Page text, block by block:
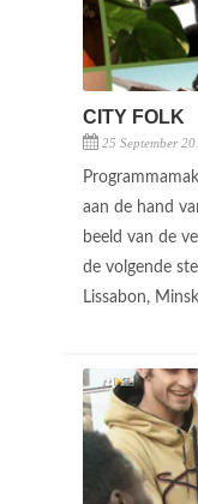
CITY FOLK
25 September
aan de hand
beeld van de
de volgende
Lissabon,